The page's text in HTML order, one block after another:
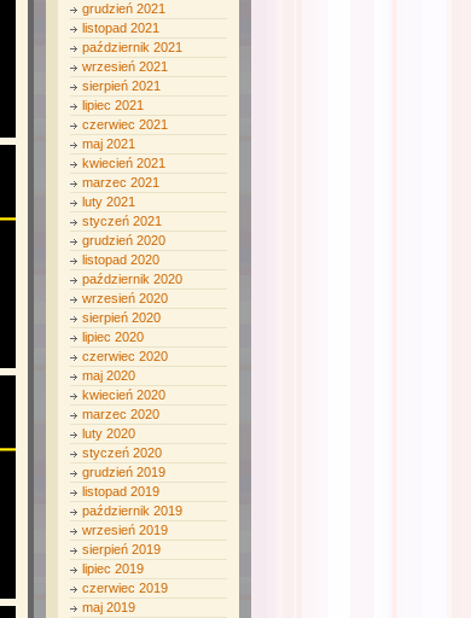
grudzień 2021
listopad 2021
październik 2021
wrzesień 2021
sierpień 2021
lipiec 2021
czerwiec 2021
maj 2021
kwiecień 2021
marzec 2021
luty 2021
styczeń 2021
grudzień 2020
listopad 2020
październik 2020
wrzesień 2020
sierpień 2020
lipiec 2020
czerwiec 2020
maj 2020
kwiecień 2020
marzec 2020
luty 2020
styczeń 2020
grudzień 2019
listopad 2019
październik 2019
wrzesień 2019
sierpień 2019
lipiec 2019
czerwiec 2019
maj 2019